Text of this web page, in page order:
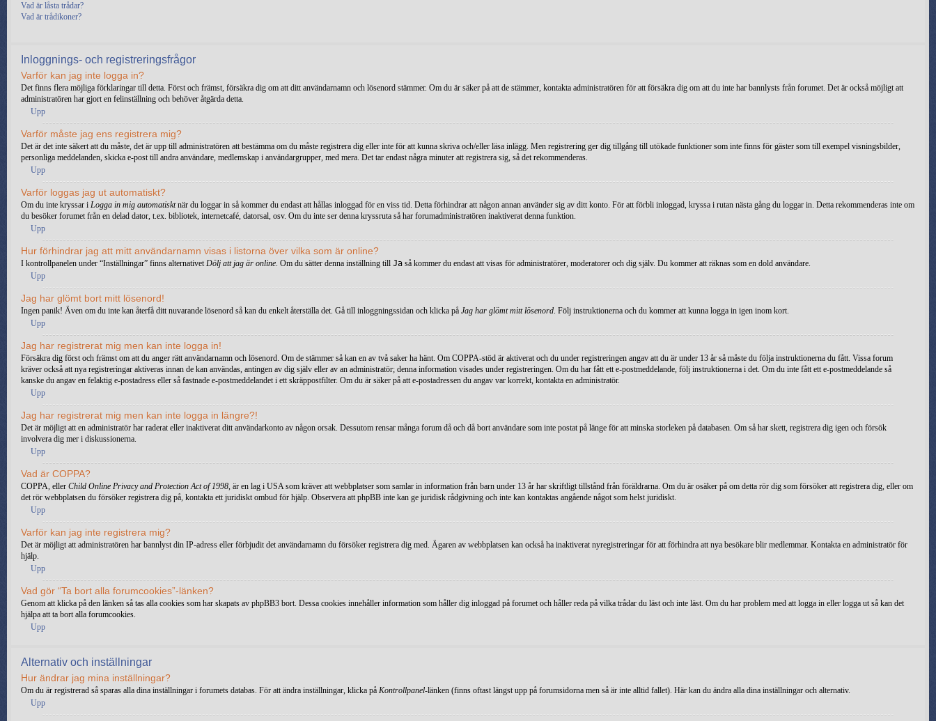
Vad är låsta trådar?
Vad är trådikoner?
Inloggnings- och registreringsfrågor
Varför kan jag inte logga in?
Det finns flera möjliga förklaringar till detta. Först och främst, försäkra dig om att ditt användarnamn och lösenord stämmer. Om du är säker på att de stämmer, kontakta administratören för att försäkra dig om att du inte har bannlysts från forumet. Det är också möjligt att
administratören har gjort en felinställning och behöver åtgärda detta.
Upp
Varför måste jag ens registrera mig?
Det är det inte säkert att du måste, det är upp till administratören att bestämma om du måste registrera dig eller inte för att kunna skriva och/eller läsa inlägg. Men registrering ger dig tillgång till utökade funktioner som inte finns för gäster som till exempel visningsbilder,
personliga meddelanden, skicka e-post till andra användare, medlemskap i användargrupper, med mera. Det tar endast några minuter att registrera sig, så det rekommenderas.
Upp
Varför loggas jag ut automatiskt?
Om du inte kryssar i Logga in mig automatisktnär du loggar in så kommer du endast att hållas inloggad för en viss tid. Detta förhindrar att någon annan använder sig av ditt konto. För att förbli inloggad, kryssa i rutan nästa gång du loggar in. Detta rekommenderas inte om
du besöker forumet från en delad dator, t.ex. bibliotek, internetcafé, datorsal, osv. Om du inte ser denna kryssruta så har forumadministratören inaktiverat denna funktion.
Upp
Hur förhindrar jag att mitt användarnamn visas i listorna över vilka som är online?
I kontrollpanelen under “Inställningar” finns alternativetDölj att jag är online. Om du sätter denna inställning till Ja så kommer du endast att visas för administratörer, moderatorer och dig själv. Du kommer att räknas som en dold användare.
Upp
Jag har glömt bort mitt lösenord!
Ingen panik! Även om du inte kan återfå ditt nuvarande lösenord så kan du enkelt återställa det. Gå till inloggningssidan och klicka på Jag har glömt mitt lösenord. Följ instruktionerna och du kommer att kunna logga in igen inom kort.
Upp
Jag har registrerat mig men kan inte logga in!
Försäkra dig först och främst om att du anger rätt användarnamn och lösenord. Om de stämmer så kan en av två saker ha hänt. Om COPPA-stöd är aktiverat och du under registreringen angav att du är under 13 år så måste du följa instruktionerna du fått. Vissa forum
kräver också att nya registreringar aktiveras innan de kan användas, antingen av dig själv eller av an administratör; denna information visades under registreringen. Om du har fått ett e-postmeddelande, följ instruktionerna i det. Om du inte fått ett e-postmeddelande så
kanske du angav en felaktig e-postadress eller så fastnade e-postmeddelandet i ett skräppostfilter. Om du är säker på att e-postadressen du angav var korrekt, kontakta en administratör.
Upp
Jag har registrerat mig men kan inte logga in längre?!
Det är möjligt att en administratör har raderat eller inaktiverat ditt användarkonto av någon orsak. Dessutom rensar många forum då och då bort användare som inte postat på länge för att minska storleken på databasen. Om så har skett, registrera dig igen och försök
involvera dig mer i diskussionerna.
Upp
Vad är COPPA?
COPPA, eller Child Online Privacy and Protection Act of 1998, är en lag i USA som kräver att webbplatser som samlar in information från barn under 13 år har skriftligt tillstånd från föräldrarna. Om du är osäker på om detta rör dig som försöker att registrera dig, eller om
det rör webbplatsen du försöker registrera dig på, kontakta ett juridiskt ombud för hjälp. Observera att phpBB inte kan ge juridisk rådgivning och inte kan kontaktas angående något som helst juridiskt.
Upp
Varför kan jag inte registrera mig?
Det är möjligt att administratören har bannlyst din IP-adress eller förbjudit det användarnamn du försöker registrera dig med. Ägaren av webbplatsen kan också ha inaktiverat nyregistreringar för att förhindra att nya besökare blir medlemmar. Kontakta en administratör för
hjälp.
Upp
Vad gör “Ta bort alla forumcookies”-länken?
Genom att klicka på den länken så tas alla cookies som har skapats av phpBB3 bort. Dessa cookies innehåller information som håller dig inloggad på forumet och håller reda på vilka trådar du läst och inte läst. Om du har problem med att logga in eller logga ut så kan det
hjälpa att ta bort alla forumcookies.
Upp
Alternativ och inställningar
Hur ändrar jag mina inställningar?
Om du är registrerad så sparas alla dina inställningar i forumets databas. För att ändra inställningar, klicka på Kontrollpanel-länken (finns oftast längst upp på forumsidorna men så är inte alltid fallet). Här kan du ändra alla dina inställningar och alternativ.
Upp